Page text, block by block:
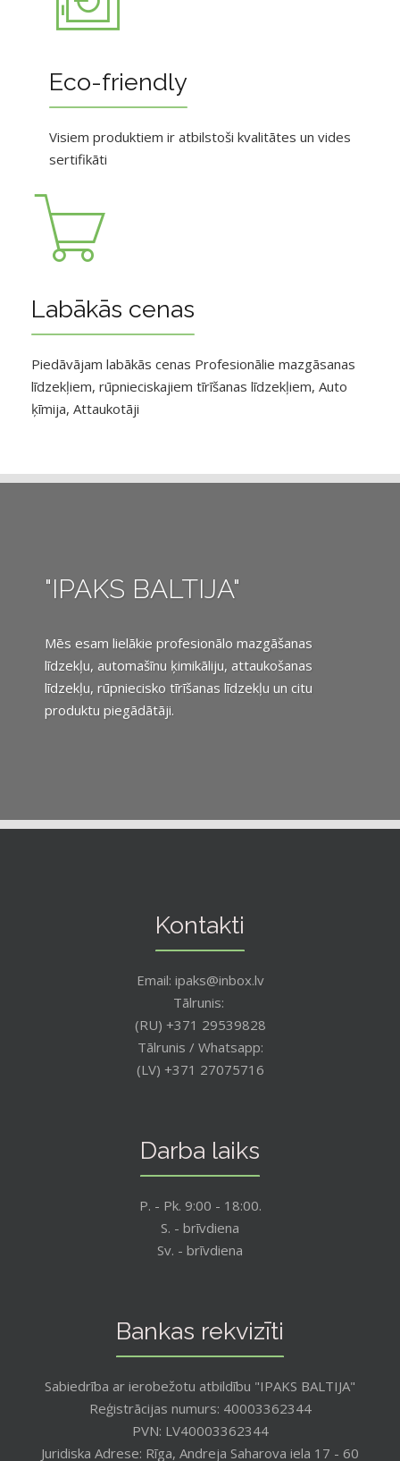
Eco-friendly
Visiem produktiem ir atbilstoši kvalitātes un vides
sertifikāti
Labākās cenas
Piedāvājam labākās cenas Profesionālie mazgāsanas
līdzekļiem, rūpnieciskajiem tīrīšanas līdzekļiem, Auto
ķīmija, Attaukotāji
"IPAKS BALTIJA"
Mēs esam lielākie profesionālo mazgāšanas
līdzekļu, automašīnu ķimikāliju, attaukošanas
līdzekļu, rūpniecisko tīrīšanas līdzekļu un citu
produktu piegādātāji.
Kontakti
Email: ipaks@inbox.lv
Tālrunis:
(RU) +371 29539828
Tālrunis / Whatsapp:
(LV) +371 27075716
Darba laiks
P. - Pk. 9:00 - 18:00.
S. - brīvdiena
Sv. - brīvdiena
Bankas rekvizīti
Sabiedrība ar ierobežotu atbildību "IPAKS BALTIJA"
Reģistrācijas numurs: 40003362344
PVN: LV40003362344
Juridiska Adrese: Rīga, Andreja Saharova iela 17 - 60